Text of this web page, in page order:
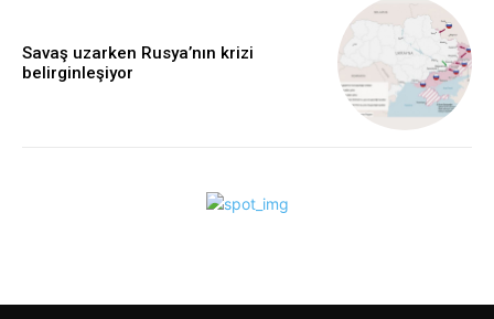
Savaş uzarken Rusya’nın krizi
belirginleşiyor